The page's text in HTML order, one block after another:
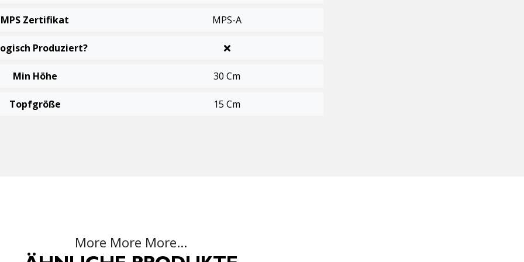
MPS Zertifikat MPS-A
Produziert?
Min Höhe 30 Cm
Topfgröße 15 Cm
More More More...